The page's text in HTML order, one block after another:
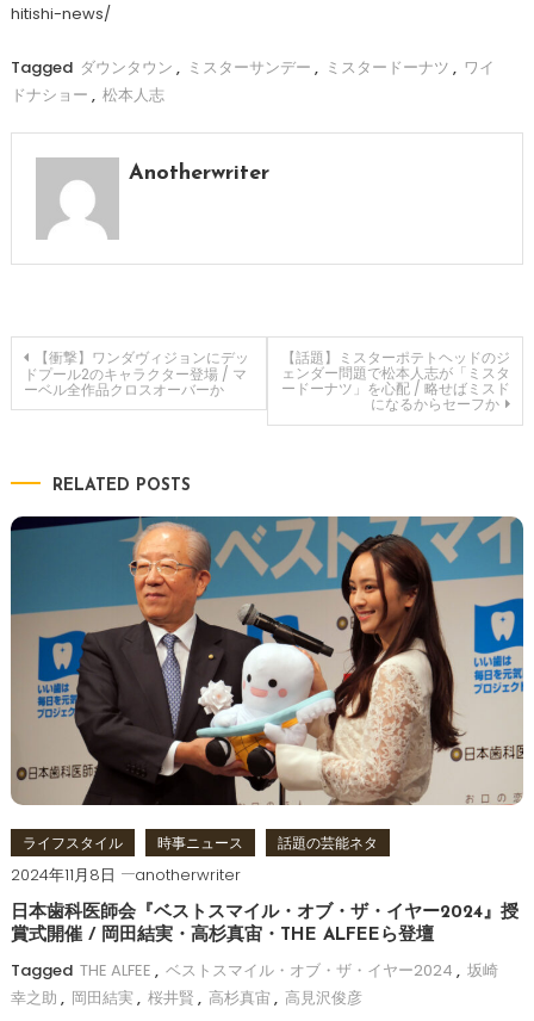
hitishi-news/
Tagged ダウンタウン , ミスターサンデー , ミスタードーナツ , ワイ
ドナショー , 松本人志
Anotherwriter
投
稿
ビ
ー
シ
ン
【衝撃】ワンダヴィジョンにデッ
ドプール2のキャラクター登場 / マ
ーベル全作品クロスオーバーか
【話題】ミスターポテトヘッドのジ
ェンダー問題で松本人志が「ミスタ
ードーナツ」を心配 / 略せばミスド
になるからセーフか
RELATED POSTS
ライフスタイル 時事ニュース 話題の芸能ネタ
2024年11月8日 anotherwriter
日本歯科医師会『ベストスマイル・オブ・ザ・イヤー2024』授
賞式開催 / 岡田結実・高杉真宙・THE ALFEEら登壇
Tagged THE ALFEE , ベストスマイル・オブ・ザ・イヤー2024 , 坂崎
幸之助 , 岡田結実 , 桜井賢 , 高杉真宙 , 高見沢俊彦